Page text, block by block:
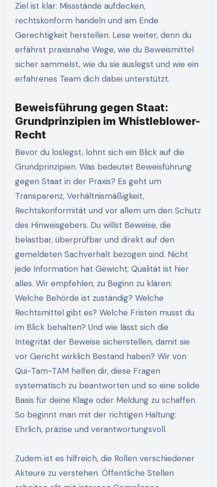
Ziel ist klar: Missstände aufdecken,
rechtskonform handeln und am Ende
Gerechtigkeit herstellen. Lese weiter, denn du
erfährst praxisnahe Wege, wie du Beweismittel
sicher sammelst, wie du sie auslegst und wie ein
erfahrenes Team dich dabei unterstützt.
Beweisführung gegen Staat:
Grundprinzipien im Whistleblower-
Recht
Bevor du loslegst, lohnt sich ein Blick auf die
Grundprinzipien. Was bedeutet Beweisführung
gegen Staat in der Praxis? Es geht um
Transparenz, Verhältnismäßigkeit,
Rechtskonformität und vor allem um den Schutz
des Hinweisgebers. Du willst Beweise, die
belastbar, überprüfbar und direkt auf den
gemeldeten Sachverhalt bezogen sind. Nicht
jede Information hat Gewicht; Qualität ist hier
alles. Wir empfehlen, zu Beginn zu klären:
Welche Behörde ist zuständig? Welche
Rechtsmittel gibt es? Welche Fristen musst du
im Blick behalten? Und wie lässt sich die
Integrität der Beweise sicherstellen, damit sie
vor Gericht wirklich Bestand haben? Wir von
Qui-Tam-TAM helfen dir, diese Fragen
systematisch zu beantworten und so eine solide
Basis für deine Klage oder Meldung zu schaffen.
So beginnt man mit der richtigen Haltung:
Ehrlich, präzise und verantwortungsvoll.
Zudem ist es hilfreich, die Rollen verschiedener
Akteure zu verstehen. Öffentliche Stellen